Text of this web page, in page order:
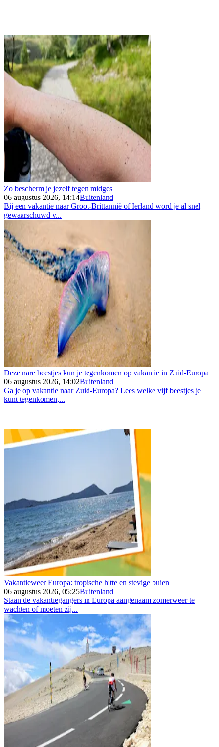
Zo bescherm je jezelf tegen midges
06 augustus 2026, 14:14Buitenland
Bij een vakantie naar Groot-Brittannië of Ierland word je al snel
gewaarschuwd v...
Deze nare beestjes kun je tegenkomen op vakantie in Zuid-Europa
06 augustus 2026, 14:02Buitenland
Ga je op vakantie naar Zuid-Europa? Lees welke vijf beestjes je
kunt tegenkomen,...
Vakantieweer Europa: tropische hitte en stevige buien
06 augustus 2026, 05:25Buitenland
Staan de vakantiegangers in Europa aangenaam zomerweer te
wachten of moeten zij...